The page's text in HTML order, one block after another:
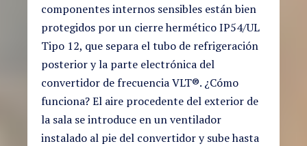
componentes internos sensibles están bien
protegidos por un cierre hermético IP54/UL
Tipo 12, que separa el tubo de refrigeración
posterior y la parte electrónica del
convertidor de frecuencia VLT®. ¿Cómo
funciona? El aire procedente del exterior de
la sala se introduce en un ventilador
instalado al pie del convertidor y sube hasta